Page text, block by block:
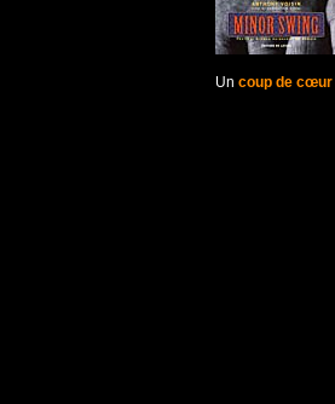
Un coup de cœur